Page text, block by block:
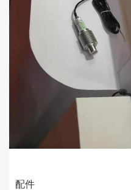
配件